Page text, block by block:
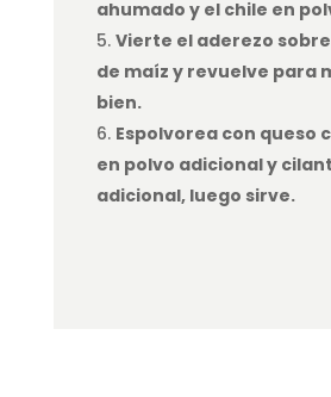
ahumado y el chile en
Vierte el aderezo
de maíz y revuelve para
bien.
Espolvorea con queso
en polvo adicional y
adicional, luego sirve.